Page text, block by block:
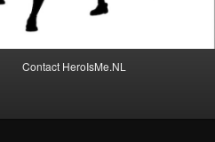
Contact HeroIsMe.NL